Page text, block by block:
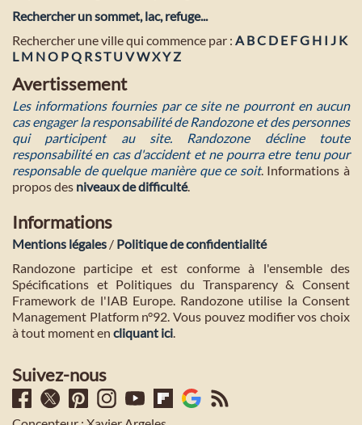
Rechercher un sommet, lac, refuge...
Rechercher une ville qui commence par : A BC D E FG H I J K
L M NO PQ RST U VWXYZ
Avertissement
Les informations fournies par ce site ne pourront en aucun
cas engager la responsabilité de Randozone et des personnes
qui participent au site. Randozone décline toute
responsabilité en cas d'accident et ne pourra etre tenu pour
responsable de quelque manière que ce soit. Informations à
propos des niveaux de difficulté.
Informations
Mentions légales / Politique de confidentialité
Randozone participe et est conforme à l'ensemble des
Spécifications et Politiques du Transparency & Consent
Framework de l'IAB Europe. Randozone utilise la Consent
Management Platform n°92. Vous pouvez modifier vos choix
à tout moment en cliquant ici.
Suivez-nous